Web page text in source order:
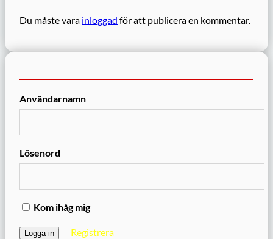
Du måste vara inloggad för att publicera en kommentar.
Användarnamn
Lösenord
Kom ihåg mig
Registrera